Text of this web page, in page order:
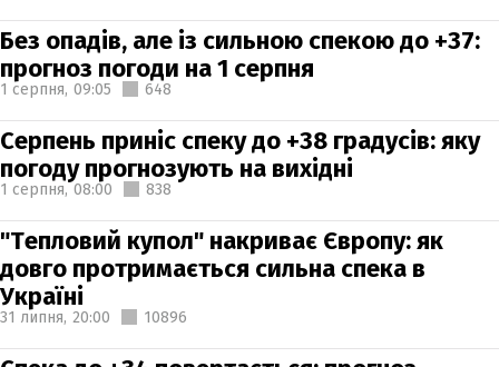
Без опадів, але із сильною спекою до +37:
прогноз погоди на 1 серпня
1 серпня, 09:05 648
Серпень приніс спеку до +38 градусів: яку
погоду прогнозують на вихідні
1 серпня, 08:00 838
"Тепловий купол" накриває Європу: як
довго протримається сильна спека в
Україні
31 липня, 20:00 10896